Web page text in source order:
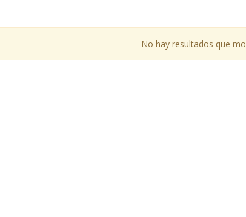
No hay resultados que